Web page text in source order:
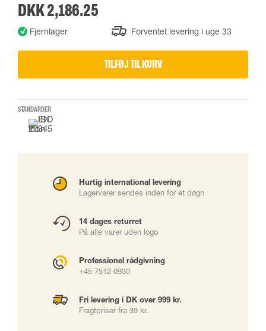
DKK 2,186.25
Fjernlager Forventet levering i uge 33
TILFØJ TIL KURV
STANDARDER
Hurtig international levering
Lagervarer sendes inden for ét døgn
14 dages returret
På alle varer uden logo
Professionel rådgivning
+45 7512 0930
Fri levering i DK over 999 kr.
Fragtpriser fra 39 kr.